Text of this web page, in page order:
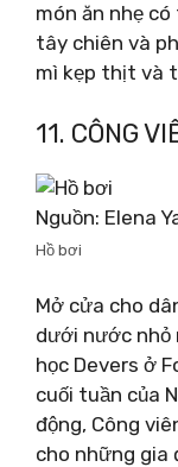
món ăn nhẹ
tây chiên và
mì kẹp thịt và
11. CÔNG
Nguồn: Elena
Hồ bơi
Mở cửa cho
dưới nước nhỏ
học Devers ở
cuối tuần của
động, Công
cho những gia